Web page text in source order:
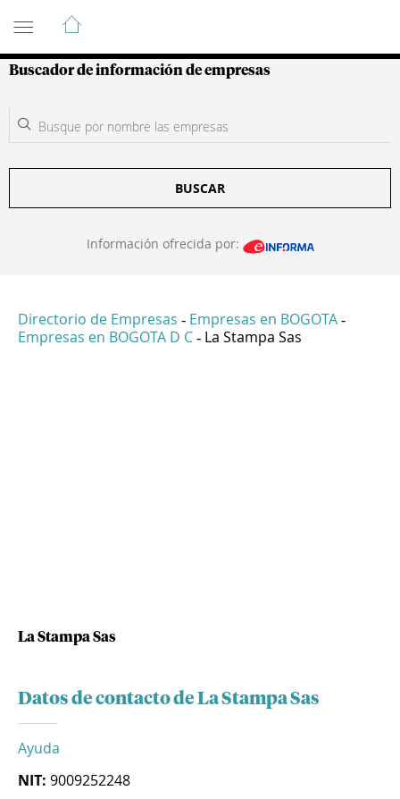
Guía de Empresas Colombianas
Buscador de información de empresas
BUSCAR
Información ofrecida por:
Directorio de Empresas - Empresas en BOGOTA -
Empresas en BOGOTA D C - La Stampa Sas
La Stampa Sas
Datos de contacto de La Stampa Sas
Ayuda
NIT: 9009252248